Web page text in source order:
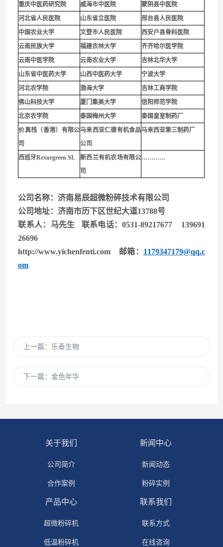
重庆中医药研究院 威海市中医院
蒙阴县中医院
河北省人民医院
山东省立医院
邢台县人民医院
中国农业大学
文登市人民医院
西安户县骨科医院
云南民族大学
福建农林大学
齐齐哈尔医学院
云南中医学院
云南农业大学
吉林北华大学
山东省中医药大学
山西中医药大学
宁波大学
河北农学院
渤海大学
吉林工商学院
佛山科技大学
厦门集美大学
信阳师范学院
北京农学院
泰国梅州大学
泰国皇室制药厂
价真栈（香港）有限公
司
马来西亚仁德有机食品
公司
马来西亚第三制药厂
西班牙Rexurgreen SL
新西兰有机农场有限公
司
…………
公司名称：济南易辰超微粉碎技术有限公司
公司地址：济南市历下区世纪大道13788号
联系人：马先生 联系电话：0531-89217677 139691
26696
http://www.yichenfenti.com
邮箱： 1179347179@qq.c
om
上一篇： 乐泰生物
下一篇：金色年华
关于我们
公司简介
合作案例
新闻中心
新闻动态
粉碎实例
产品中心
超微粉碎机
低温粉碎机
联系我们
联系方式
在线咨询